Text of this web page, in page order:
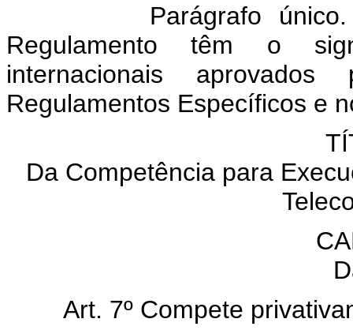
Parágrafo único. Os
Regulamento têm o
internacionais
Regulamentos Específicos e
Da Competência para
Art. 7º Compete